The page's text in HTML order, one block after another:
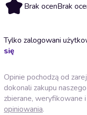
Brak ocenBrak
Tylko zalogowani
się
Opinie pochodzą od
dokonali zakupu
zbierane, weryfikowane
opiniowania.